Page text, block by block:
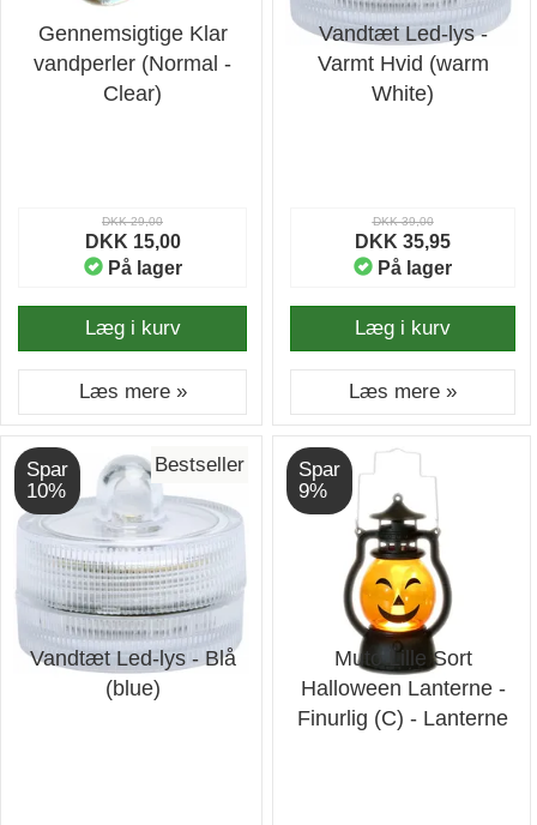
Gennemsigtige Klar
vandperler (Normal -
Clear)
DKK 29,00
DKK 15,00
På lager
Læg i kurv
Læs mere »
Vandtæt Led-lys -
Varmt Hvid (warm
White)
DKK 39,00
DKK 35,95
På lager
Læg i kurv
Læs mere »
Spar
10%
Bestseller
Vandtæt Led-lys - Blå
(blue)
Spar
9%
Muto Lille Sort
Halloween Lanterne -
Finurlig (C) - Lanterne